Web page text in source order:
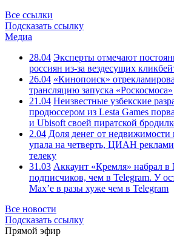
Все ссылки
Подсказать ссылку
Медиа
28.04 Эксперты отмечают
россиян из-за вездесущих
26.04 «Кинопоиск»
трансляцию запуска «Роскосмоса»
21.04 Неизвестные узбекские
продюссером из Lesta Games
и Ubisoft своей пиратской
2.04 Доля денег от
упала на четверть, ЦИАН
телеку
31.03 Аккаунт «Кремля» набрал в
подписчиков, чем в Telegram. У
Max’е в разы хуже чем в Telegram
Все новости
Подсказать ссылку
Прямой эфир